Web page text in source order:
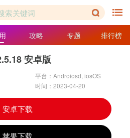
攻略 专题 排行榜
安卓版
平台：Androiosd, iosOS
时间：2023-04-20
安卓下载
苹果下载